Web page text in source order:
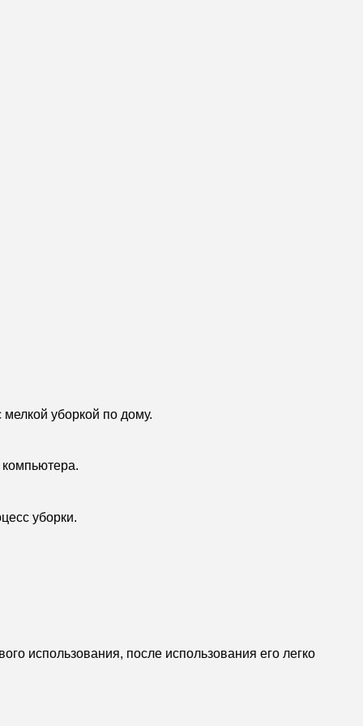
уборкой по дому.
уборки.
использования, после использования его легко